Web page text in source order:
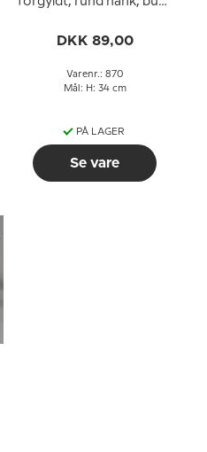
DKK 89,00
Varenr.: 870
Mål: H: 34 cm
PÅ LAGER
Se vare